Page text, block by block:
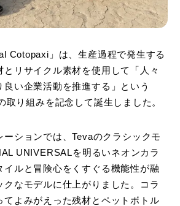
Cotopaxi」は、生産過程で発生する
とリサイクル素材を使用して「人々
良い企業活動を推進する」という
取り組みを記念して誕生しました。
ーションでは、Tevaのクラシックモ
UNIVERSALを明るいネオンカラ
イルと冒険心をくすぐる機能性が融
クなモデルに仕上がりました。コラ
てよみがえった残材とペットボトル